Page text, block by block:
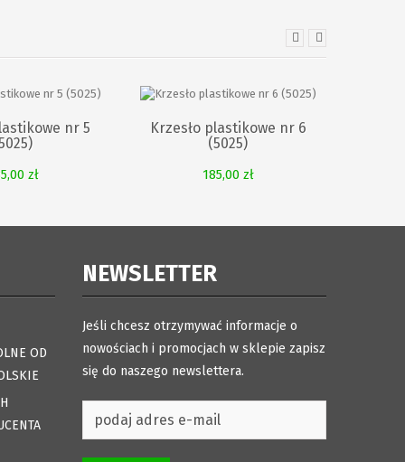
nr 5
zł
Krzesło plastikowe nr 6
(5025)
185,00 zł
OD
NEWSLETTER
Jeśli chcesz otrzymywać informacje o
nowościach i promocjach w sklepie zapisz
się do naszego newslettera.